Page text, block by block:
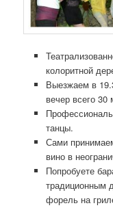
колоритной
Выезжаем в
вечер всего
танцы.
Сами
вино в
Попробуете
традиционным
форель на